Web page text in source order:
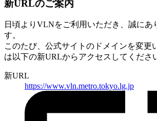
新URLのご案内
日頃よりVLNをご利用いただき、誠にあ
す。
このたび、公式サイトのドメインを変更
は以下の新URLからアクセスしてくださ
新URL
https://www.vln.metro.tokyo.lg.jp